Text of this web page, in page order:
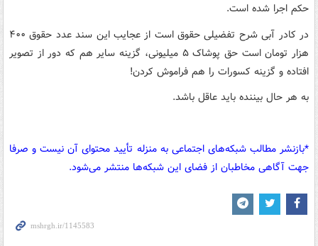
حکم اجرا شده است.
در کادر آبی شرح تفضیلی حقوق است از عجایب این سند عدد حقوق ۴۰۰
هزار تومان است حق پوشاک ۵ میلیونی، گزینه سایر هم که دور از تصویر
افتاده و گزینه کسورات را هم فراموش کردن!
به هر حال بیننده باید عاقل باشد.
*بازنشر مطالب شبکه‌های اجتماعی به منزله تأیید محتوای آن نیست و صرفا
جهت آگاهی مخاطبان از فضای این شبکه‌ها منتشر می‌شود.